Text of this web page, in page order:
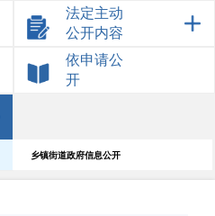
法定主动
公开内容
依申请公
开
乡镇街道政府信息公开